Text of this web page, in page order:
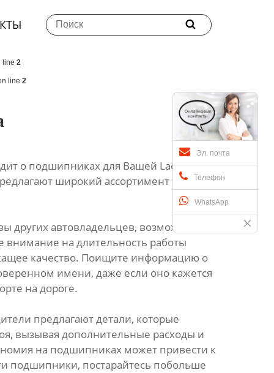

Эл. почта
Телефон
WhatsApp
line 2
line 2
о подшипниках для Вашей Lada Granta,
широкий ассортимент таких
других автовладельцев, возможно, и
на длительность работы
качество. Поищите информацию о
имени, даже если оно кажется
на дороге.
предлагают детали, которые
вызывая дополнительные расходы и
на подшипниках может привести к
подшипники, постарайтесь побольше